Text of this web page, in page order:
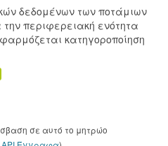
δεδομένων των ποτάμιων
περιφερειακή ενότητα
κατηγοροποίηση
σε αυτό το μητρώο